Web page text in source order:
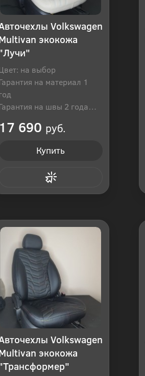
Volkswagen
экокожа
на выбор
на материал 1
на швы 2 года
17 690 руб.
Купить
Volkswagen
экокожа